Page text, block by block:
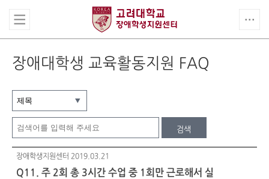
장애대학생 교육활동지원 FAQ
검색
장애학생지원센터 2019.03.21
Q11. 주 2회 총 3시간 수업 중 1회만 근로해서 실